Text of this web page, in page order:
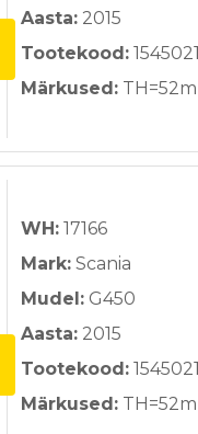
Aasta: 2015
Tootekood:
Märkused:
WH: 17166
Mark: Scania
Mudel: G450
Aasta: 2015
Tootekood:
Märkused: